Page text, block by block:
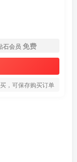
石会员 免费
，可保存购买订单